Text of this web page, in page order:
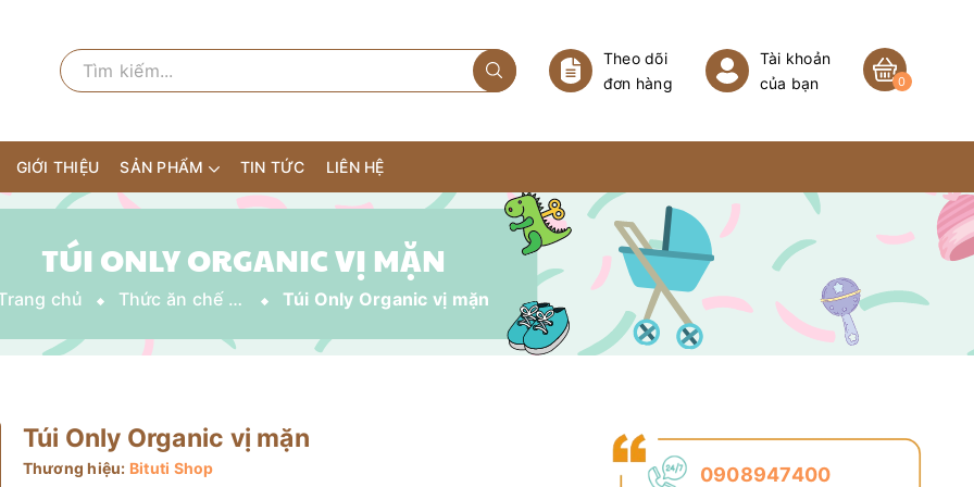
Theo dõi
đơn hàng
Tài khoản
của bạn
0
GIỚI THIỆU SẢN PHẨM TIN TỨC LIÊN HỆ
TÚI ONLY ORGANIC VỊ MẶN
chủ Thức ăn chế biến sẵn Túi Only Organic vị mặn
Túi Only Organic vị mặn
Thương hiệu: Bituti Shop
0908947400